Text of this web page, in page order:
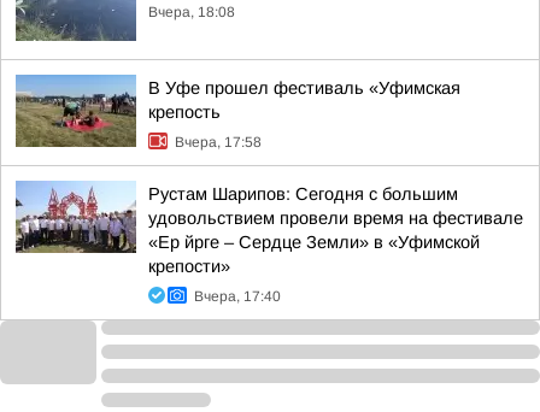
Вчера, 18:08
В Уфе прошел фестиваль «Уфимская
крепость
Вчера, 17:58
Рустам Шарипов: Сегодня с большим
удовольствием провели время на фестивале
«Ер йрге – Сердце Земли» в «Уфимской
крепости»
Вчера, 17:40